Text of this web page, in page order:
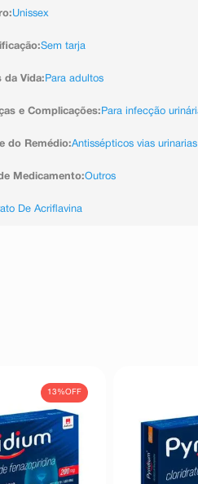
eosinofilia, febre e
o aparecimento de
:Unissex
:Sem tarja
da Vida: Para adultos
e Complicações: Para infecção
do Remédio:Antissépticos vias urinarias
Medicamento:Outros
De Acriflavina
13%OFF